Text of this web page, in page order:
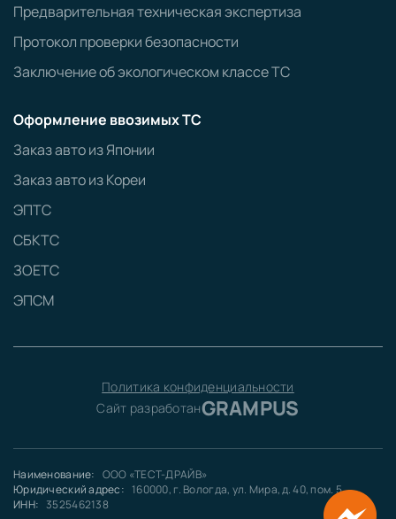
Предварительная техническая экспертиза
Протокол проверки безопасности
Заключение об экологическом классе ТС
Оформление ввозимых ТС
Заказ авто из Японии
Заказ авто из Кореи
ЭПТС
СБКТС
ЗОЕТС
ЭПСМ
Политика конфиденциальности
Сайт разработанGRAMPUS
Наименование: ООО «ТЕСТ-ДРАЙВ»
Юридический адрес: 160000, г. Вологда, ул. Мира, д. 40, пом. 5
ИНН: 3525462138